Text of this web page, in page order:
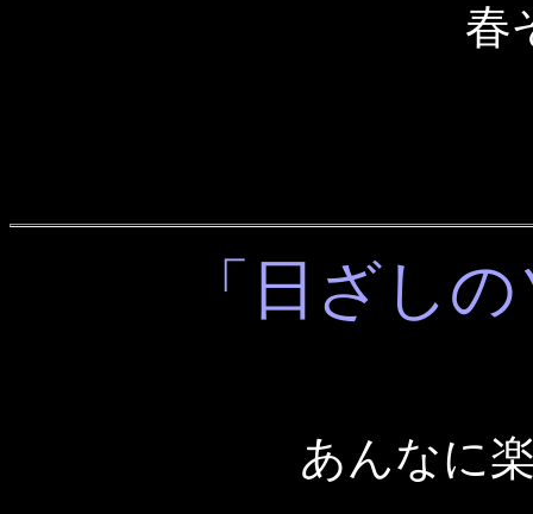
春
「日ざし
あんなに